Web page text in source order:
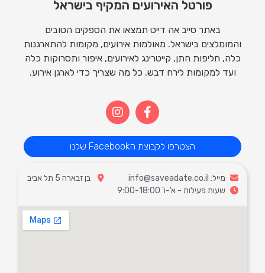
פורטל האירועים המקיף בישראל
באתר סייב אה דייט תמצאו את הספקים הטובים
והמומלצים בישראל. מאולמות אירועים, מקומות להתארגנות
כלה, חליפות חתן, קייטרינג לאירועים, איפור ותסרוקות כלה
ועד למקומות לירח דבש. כל מה שצריך כדי לארגן אירוע.
הצטרפו לקבוצת הFacebook שלנו
מייל: info@saveadate.co.il
בן זבארה 5 תל אביב
שעות פעילות - א'-ו' 9:00-18:00